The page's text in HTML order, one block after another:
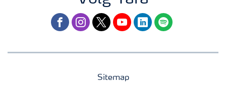
facebookinstagram
twitteryoutubelinkedinspotify
Sitemap